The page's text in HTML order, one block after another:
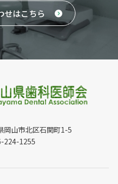
せはこちら
山市北区石関町1-5
224-1255